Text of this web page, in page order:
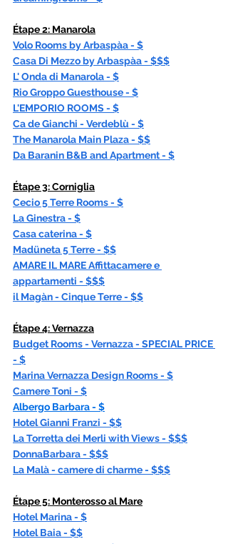
Étape 2: Manarola
Volo Rooms by Arbaspàa - $
Casa Di Mezzo by Arbaspàa - $$$
L' Onda di Manarola - $
Rio Groppo Guesthouse - $
L'EMPORIO ROOMS - $
Ca de Gianchi - Verdeblù - $
The Manarola Main Plaza - $$
Da Baranin B&B and Apartment - $
Étape 3: Corniglia
Cecio 5 Terre Rooms - $
La Ginestra - $
Casa caterina - $
Madüneta 5 Terre - $$
AMARE IL MARE Affittacamere e
appartamenti - $$$
il Magàn - Cinque Terre - $$
Étape 4: Vernazza
Budget Rooms - Vernazza - SPECIAL PRICE
- $
Marina Vernazza Design Rooms - $
Camere Toni - $
Albergo Barbara - $
Hotel Gianni Franzi - $$
La Torretta dei Merli with Views - $$$
DonnaBarbara - $$$
La Malà - camere di charme - $$$
Étape 5: Monterosso al Mare
Hotel Marina - $
Hotel Baia - $$